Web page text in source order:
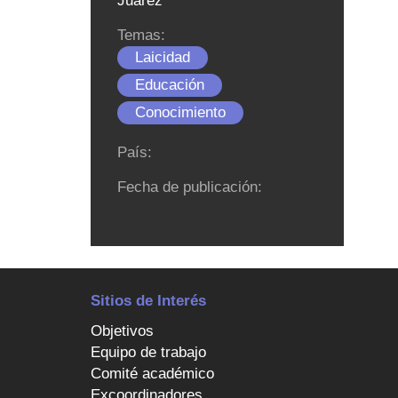
Temas:
Laicidad
Educación
Conocimiento
País:
Fecha de publicación:
Sitios de Interés
Objetivos
Equipo de trabajo
Comité académico